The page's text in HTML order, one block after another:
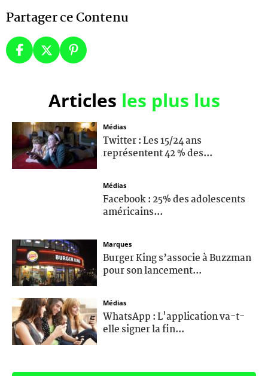
Partager ce Contenu
Articles les plus lus
Médias
Twitter : Les 15/24 ans
représentent 42 % des...
Médias
Facebook : 25% des adolescents
américains...
Marques
Burger King s’associe à Buzzman
pour son lancement...
Médias
WhatsApp : L'application va-t-
elle signer la fin...